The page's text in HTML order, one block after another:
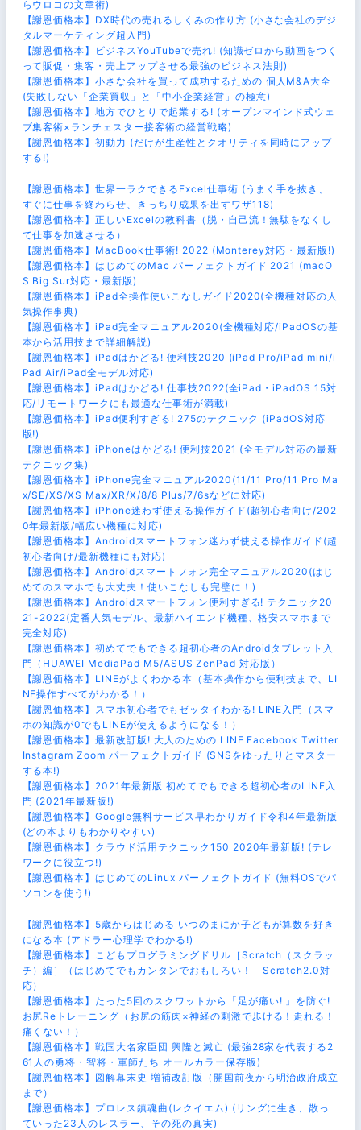
らウロコの文章術)
【謝恩価格本】DX時代の売れるしくみの作り方 (小さな会社のデジ
タルマーケティング超入門)
【謝恩価格本】ビジネスYouTubeで売れ! (知識ゼロから動画をつく
って販促・集客・売上アップさせる最強のビジネス法則)
【謝恩価格本】小さな会社を買って成功するための 個人M&A大全
(失敗しない「企業買収」と「中小企業経営」の極意)
【謝恩価格本】地方でひとりで起業する! (オープンマインド式ウェ
ブ集客術×ランチェスター接客術の経営戦略)
【謝恩価格本】初動力 (だけが生産性とクオリティを同時にアップ
する!)
【謝恩価格本】世界一ラクできるExcel仕事術 (うまく手を抜き、
すぐに仕事を終わらせ、きっちり成果を出すワザ118)
【謝恩価格本】正しいExcelの教科書（脱・自己流！無駄をなくし
て仕事を加速させる）
【謝恩価格本】MacBook仕事術! 2022 (Monterey対応・最新版!)
【謝恩価格本】はじめてのMac パーフェクトガイド 2021 (macO
S Big Sur対応・最新版)
【謝恩価格本】iPad全操作使いこなしガイド2020(全機種対応の人
気操作事典)
【謝恩価格本】iPad完全マニュアル2020(全機種対応/iPadOSの基
本から活用技まで詳細解説)
【謝恩価格本】iPadはかどる! 便利技2020 (iPad Pro/iPad mini/i
Pad Air/iPad全モデル対応)
【謝恩価格本】iPadはかどる! 仕事技2022(全iPad・iPadOS 15対
応/リモートワークにも最適な仕事術が満載)
【謝恩価格本】iPad便利すぎる! 275のテクニック (iPadOS対応
版!)
【謝恩価格本】iPhoneはかどる! 便利技2021 (全モデル対応の最新
テクニック集)
【謝恩価格本】iPhone完全マニュアル2020(11/11 Pro/11 Pro Ma
x/SE/XS/XS Max/XR/X/8/8 Plus/7/6sなどに対応)
【謝恩価格本】iPhone迷わず使える操作ガイド(超初心者向け/202
0年最新版/幅広い機種に対応)
【謝恩価格本】Androidスマートフォン迷わず使える操作ガイド(超
初心者向け/最新機種にも対応)
【謝恩価格本】Androidスマートフォン完全マニュアル2020(はじ
めてのスマホでも大丈夫！使いこなしも完璧に！)
【謝恩価格本】Androidスマートフォン便利すぎる! テクニック20
21-2022(定番人気モデル、最新ハイエンド機種、格安スマホまで
完全対応)
【謝恩価格本】初めてでもできる超初心者のAndroidタブレット入
門（HUAWEI MediaPad M5/ASUS ZenPad 対応版）
【謝恩価格本】LINEがよくわかる本（基本操作から便利技まで、LI
NE操作すべてがわかる！）
【謝恩価格本】スマホ初心者でもゼッタイわかる! LINE入門（スマ
ホの知識が0でもLINEが使えるようになる！）
【謝恩価格本】最新改訂版! 大人のための LINE Facebook Twitter
Instagram Zoom パーフェクトガイド (SNSをゆったりとマスター
する本!)
【謝恩価格本】2021年最新版 初めてでもできる超初心者のLINE入
門 (2021年最新版!)
【謝恩価格本】Google無料サービス早わかりガイド令和4年最新版
(どの本よりもわかりやすい)
【謝恩価格本】クラウド活用テクニック150 2020年最新版! (テレ
ワークに役立つ!)
【謝恩価格本】はじめてのLinux パーフェクトガイド (無料OSでパ
ソコンを使う!)
【謝恩価格本】5歳からはじめる いつのまにか子どもが算数を好き
になる本 (アドラー心理学でわかる!)
【謝恩価格本】こどもプログラミングドリル［Scratch（スクラッ
チ）編］（はじめてでもカンタンでおもしろい！ Scratch2.0対
応）
【謝恩価格本】たった5回のスクワットから「足が痛い! 」を防ぐ!
お尻Reトレーニング（お尻の筋肉×神経の刺激で歩ける！走れる！
痛くない！）
【謝恩価格本】戦国大名家臣団 興隆と滅亡 (最強28家を代表する2
61人の勇将・智将・軍師たち オールカラー保存版)
【謝恩価格本】図解幕末史 増補改訂版（開国前夜から明治政府成立
まで）
【謝恩価格本】プロレス鎮魂曲(レクイエム) (リングに生き、散っ
ていった23人のレスラー、その死の真実)